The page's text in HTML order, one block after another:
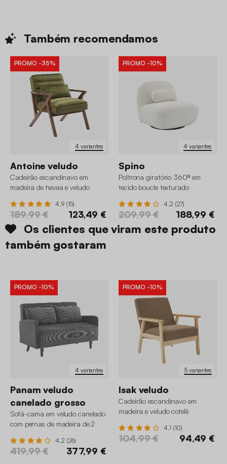
Também recomendamos
4 variantes
PROMO -35%
Antoine veludo
Cadeirão escandinavo em
madeira de hevea e veludo
4.9 (15)
189,99 € 123,49 €
4 variantes
PROMO -10%
Spino
Poltrona giratório 360º em
tecido boucle texturado
4.2 (27)
209,99 € 188,99 €
Os clientes que viram este produto
também gostaram
4 variantes
PROMO -10%
Panam veludo
canelado grosso
Sofá-cama em veludo canelado
com pernas de madeira de 2
4.2 (26)
419,99 € 377,99 €
5 variantes
PROMO -10%
Isak veludo
Cadeirão escandinavo em
madeira e veludo cotelê
4.1 (10)
104,99 € 94,49 €